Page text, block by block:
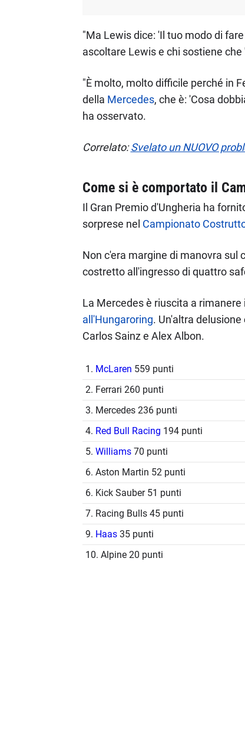
"Ma Lewis dice: 'Il tuo modo di
ascoltare Lewis e chi sostiene
"È molto, molto difficile perché in
della Mercedes, che è: 'Cosa
ha osservato.
Correlato:Svelato un NUOVO
Come si è comportato il
Il Gran Premio d'Ungheria ha
sorprese nel Campionato
Non c'era margine di manovra sul
costretto all'ingresso di quattro
La Mercedes è riuscita a
all'Hungaroring. Un'altra
Carlos Sainz e Alex Albon.
1. McLaren 559 punti
2. Ferrari 260 punti
3. Mercedes 236 punti
4. Red Bull Racing 194 punti
5. Williams70 punti
6. Aston Martin 52 punti
6. Kick Sauber 51 punti
7. Racing Bulls 45 punti
9. Haas35 punti
10. Alpine 20 punti